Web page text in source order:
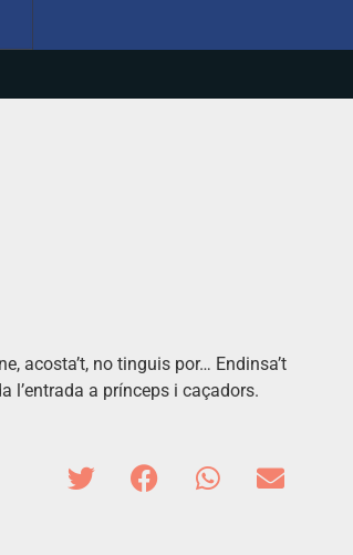
acosta’t, no tinguis por… Endinsa’t
l’entrada a prínceps i caçadors.